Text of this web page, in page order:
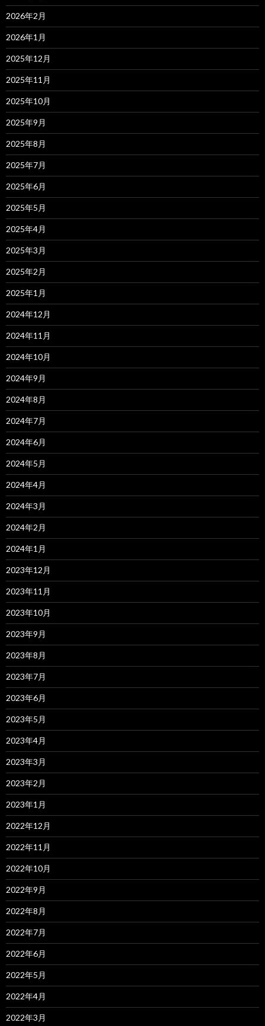
2026年2月
2026年1月
2025年12月
2025年11月
2025年10月
2025年9月
2025年8月
2025年7月
2025年6月
2025年5月
2025年4月
2025年3月
2025年2月
2025年1月
2024年12月
2024年11月
2024年10月
2024年9月
2024年8月
2024年7月
2024年6月
2024年5月
2024年4月
2024年3月
2024年2月
2024年1月
2023年12月
2023年11月
2023年10月
2023年9月
2023年8月
2023年7月
2023年6月
2023年5月
2023年4月
2023年3月
2023年2月
2023年1月
2022年12月
2022年11月
2022年10月
2022年9月
2022年8月
2022年7月
2022年6月
2022年5月
2022年4月
2022年3月